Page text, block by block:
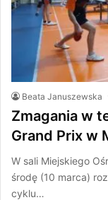
Beata Januszewska
Zmagania w
Grand Prix w
W sali Miejskiego
środę (10 marca)
cyklu…